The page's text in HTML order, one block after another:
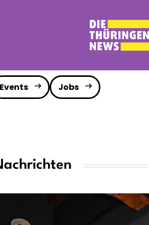
Events Jobs